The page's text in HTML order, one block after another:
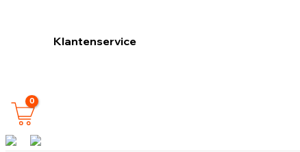
Klantenservice